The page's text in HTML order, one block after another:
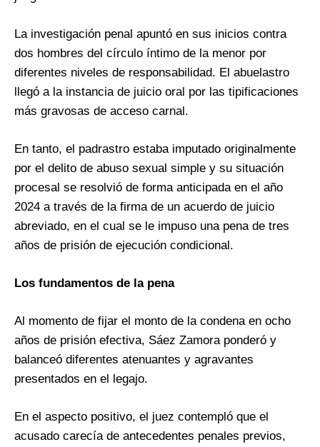
La investigación penal apuntó en sus inicios contra
dos hombres del círculo íntimo de la menor por
diferentes niveles de responsabilidad. El abuelastro
llegó a la instancia de juicio oral por las tipificaciones
más gravosas de acceso carnal.
En tanto, el padrastro estaba imputado originalmente
por el delito de abuso sexual simple y su situación
procesal se resolvió de forma anticipada en el año
2024 a través de la firma de un acuerdo de juicio
abreviado, en el cual se le impuso una pena de tres
años de prisión de ejecución condicional.
Los fundamentos de la pena
Al momento de fijar el monto de la condena en ocho
años de prisión efectiva, Sáez Zamora ponderó y
balanceó diferentes atenuantes y agravantes
presentados en el legajo.
En el aspecto positivo, el juez contempló que el
acusado carecía de antecedentes penales previos,